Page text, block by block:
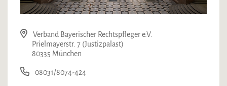
Verband Bayerischer Rechtspfleger e.V.
Prielmayerstr. 7 (Justizpalast)
80335 München
08031/8074-424